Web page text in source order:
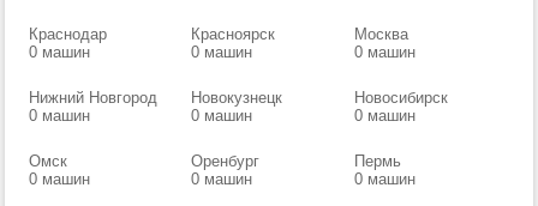
Краснодар
0 машин
Красноярск
0 машин
Москва
0 машин
Нижний Новгород
0 машин
Новокузнецк
0 машин
Новосибирск
0 машин
Омск
0 машин
Оренбург
0 машин
Пермь
0 машин